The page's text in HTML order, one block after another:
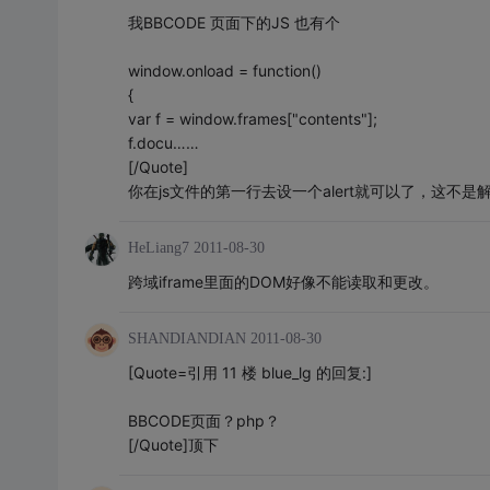
我BBCODE 页面下的JS 也有个
window.onload = function()
{
var f = window.frames["contents"];
f.docu……
[/Quote]
你在js文件的第一行去设一个alert就可以了，这不是
HeLiang7 2011-08-30
跨域iframe里面的DOM好像不能读取和更改。
SHANDIANDIAN 2011-08-30
[Quote=引用 11 楼 blue_lg 的回复:]
BBCODE页面？php？
[/Quote]顶下